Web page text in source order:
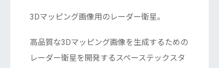
3Dマッピング画像用のレーダー衛星。
高品質な3Dマッピング画像を生成するための
レーダー衛星を開発するスペーステックスタ